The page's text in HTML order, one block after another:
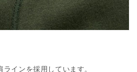
ラインを採用しています。